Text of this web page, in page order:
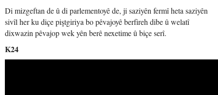
Di mizgeftan de û di parlementoyê de, ji saziyên fermî heta saziyên
sivîl her ku diçe piştgiriya bo pêvajoyê berfireh dibe û welatî
dixwazin pêvajop wek yên berê nexetime û biçe serî.
K24